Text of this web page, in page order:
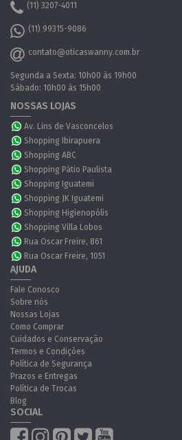
(11) 3207-4011
(11) 99315-9086
contato@oticaswanny.com.br
Segunda a Sexta: 10h00 às 19h00
Sábado: 10h00 às 15h00
NOSSAS LOJAS
Av. Lins de Vasconcelos
Shopping Ibirapuera
Shopping ABC
Shopping Pátio Paulista
Shopping Iguatemi
Shopping JK Iguatemi
Shopping Higienopólis
Shopping Villa Lobos
Rua Oscar Freire, 861
Rua Oscar Freire, 1051
AJUDA
Fale Conosco
Sobre nós
Nossas Lojas
Como Comprar
Cuidados e Conservação
Termos e Condições
Política de Segurança
Prazos e Entregas
Política de Trocas
Blog
SOCIAL